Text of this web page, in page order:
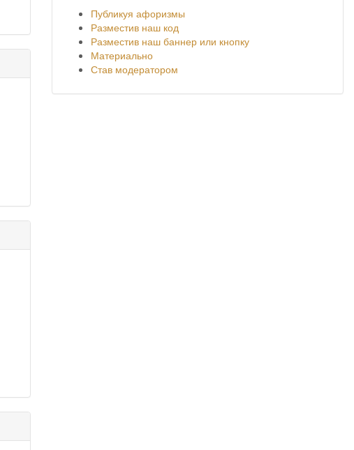
Публикуя афоризмы
Разместив наш код
Разместив наш баннер или кнопку
Материально
Став модератором